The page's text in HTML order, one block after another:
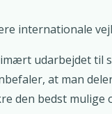
internationale
udarbejdet til
at man
den bedst mulige